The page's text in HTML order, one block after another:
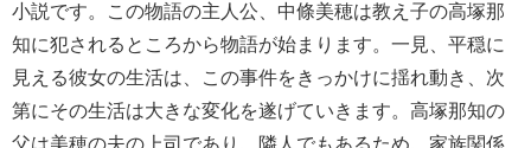
小説です。この物語の主人公、中條美穂は教え子の高塚那
知に犯されるところから物語が始まります。一見、平穏に
見える彼女の生活は、この事件をきっかけに揺れ動き、次
第にその生活は大きな変化を遂げていきます。高塚那知の
父は美穂の夫の上司であり、隣人でもあるため、家族関係